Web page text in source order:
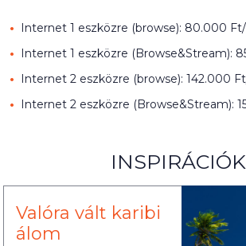
Internet 1 eszközre (browse): 80.000
Internet 1 eszközre (Browse&Stream):
Internet 2 eszközre (browse): 142.000
Internet 2 eszközre (Browse&Stream):
INSPIRÁCIÓK
Valóra vált karibi
álom